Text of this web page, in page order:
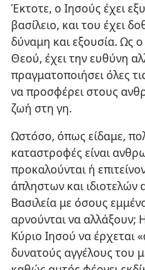
Έκτοτε, ο Ιησούς έχει
βασίλειο, και του έχει
δύναμη και εξουσία. Ως ο
Θεού, έχει την ευθύνη
πραγματοποιήσει όλες
να προσφέρει στους
ζωή στη γη.
Ωστόσο, όπως είδαμε,
καταστροφές είναι
προκαλούνται ή
άπληστων και ιδιοτελών
Βασιλεία με όσους
αρνούνται να αλλάξουν;
Κύριο Ιησού να έρχεται
δυνατούς αγγέλους του